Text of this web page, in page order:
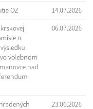
OZ 14.07.2026
o
volebnom
nad
06.07.2026
23.06.2026